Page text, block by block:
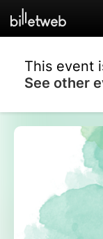
This event
See other